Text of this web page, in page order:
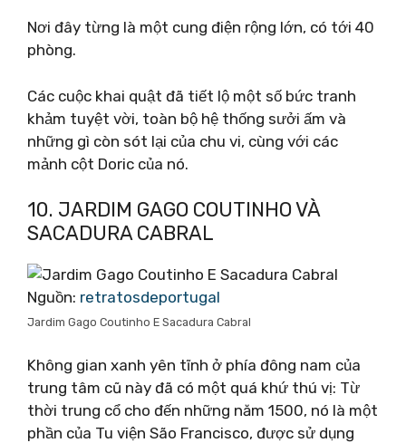
Nơi đây từng là một cung điện rộng lớn, có tới 40
phòng.
Các cuộc khai quật đã tiết lộ một số bức tranh
khảm tuyệt vời, toàn bộ hệ thống sưởi ấm và
những gì còn sót lại của chu vi, cùng với các
mảnh cột Doric của nó.
10. JARDIM GAGO COUTINHO VÀ
SACADURA CABRAL
Nguồn: retratosdeportugal
Jardim Gago Coutinho E Sacadura Cabral
Không gian xanh yên tĩnh ở phía đông nam của
trung tâm cũ này đã có một quá khứ thú vị: Từ
thời trung cổ cho đến những năm 1500, nó là một
phần của Tu viện São Francisco, được sử dụng